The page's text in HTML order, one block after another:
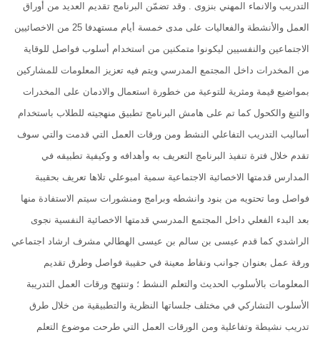
التدريب والانماء المهني بنزوى . وقد تضمّن البرنامج تقديم العديد من أوراق
العمل والأنشطة والفعاليات على مدى خمسة أيام مستهدفا 25 من الاخصائيين
الاجتماعين والنفسيين ليكونوا متمكنين من استخدام أسلوب فواصل للوقاية
من المخدرات داخل المجتمع المدرسي ويتم فيه تعزيز المعلومات للمشاركين
بمواضيع قيمة ومثرية للتوعية من خطورة استعمال والادمان على المخدرات
والتبغ والكحول كما تم على هامش البرنامج تطبيق منهجيته للطلاب باستخدام
أساليب التدريب التفاعلي النشط ومن ورقات العمل التي قدمت والتي سوف
تقدم خلال فترة تنفيذ البرنامج التعريف به وأهدافه و وكيفية تطبيقه في
المدارس قدمتها الاخصائية الاجتماعية سمية امبوعلي تلاها تعريف بحقيبة
فواصل وما تحتويه من بنود وانشطه وبرامج ومنشورات سيتم الاستفادة منها
بعد البدء الفعلي داخل المجتمع المدرسي قدمتها الاخصائية النفسية نجوى
الراشدي كما قدم عيسى بن سالم بن عيسى الهطالي مشرف ارشاد اجتماعي
ورقة عمل بعنوان جوانب ونقاط معينة في حقيبة فواصل وطرق تقديم
المعلومات بالأسلوب الحديث والتعلم النشط ؛ وتنتهج ورقات العمل التدريبة
الأسلوب التشاركي في مختلف جلساتها النظرية والتطبيقية من خلال طرق
تدريب نشيطة وتفاعلية ومن الورقات العمل التي طرحت موضوع التعلم